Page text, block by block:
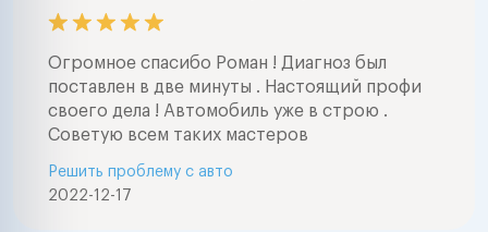
Огромное спасибо Роман ! Диагноз был
поставлен в две минуты . Настоящий профи
своего дела ! Автомобиль уже в строю .
Советую всем таких мастеров
2022-12-17
Решить проблему с авто